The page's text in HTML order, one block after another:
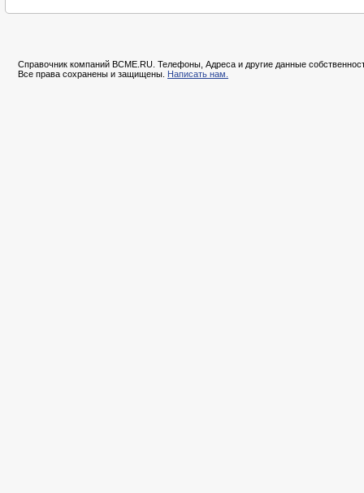
Справочник компаний BCME.RU. Телефоны, Адреса и другие данные
Все права сохранены и защищены. Написать нам.